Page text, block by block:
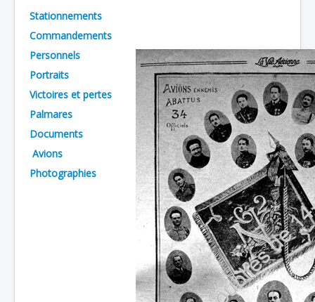
Avions
Personnels
Formation
Doctrines
Les As
Cahiers des As
Stationnements
Commandements
Personnels
Portraits
Victoires et pertes
Palmares
Documents
Avions
Photographies